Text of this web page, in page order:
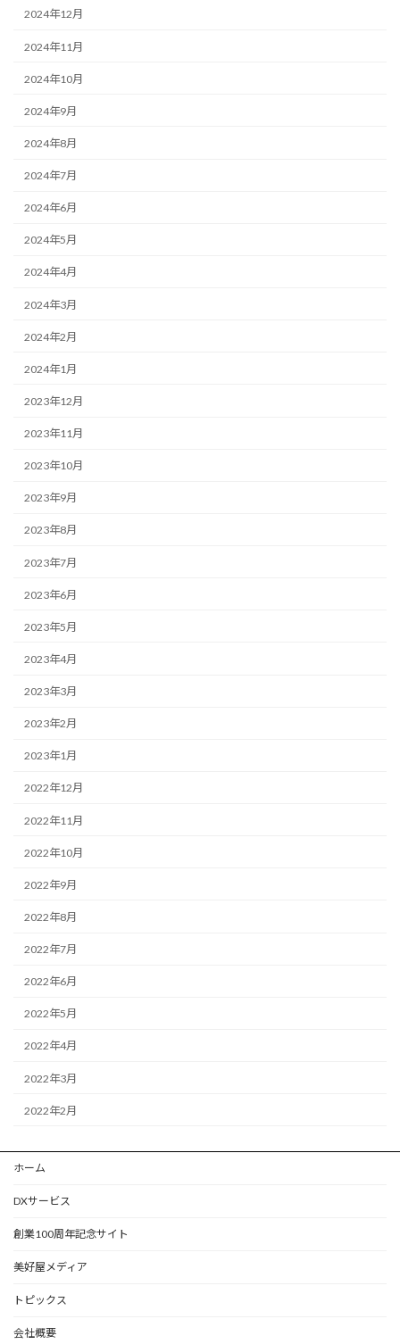
2024年12月
2024年11月
2024年10月
2024年9月
2024年8月
2024年7月
2024年6月
2024年5月
2024年4月
2024年3月
2024年2月
2024年1月
2023年12月
2023年11月
2023年10月
2023年9月
2023年8月
2023年7月
2023年6月
2023年5月
2023年4月
2023年3月
2023年2月
2023年1月
2022年12月
2022年11月
2022年10月
2022年9月
2022年8月
2022年7月
2022年6月
2022年5月
2022年4月
2022年3月
2022年2月
ホーム
DXサービス
創業100周年記念サイト
美好屋メディア
トピックス
会社概要